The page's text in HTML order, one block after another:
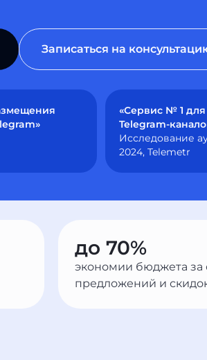
Записаться на
«Сервис № 1
Telegram-
Исследование
2024, Telemetr
до 70%
экономии бюджета за
предложений и